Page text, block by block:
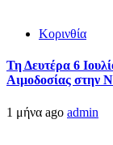
Κορινθία
Τη Δευτέρα 6
Αιμοδοσίας στην
1 μήνα ago admin